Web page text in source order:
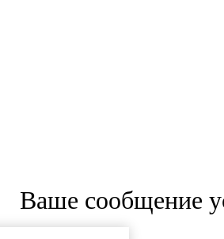
Ваше сообщение